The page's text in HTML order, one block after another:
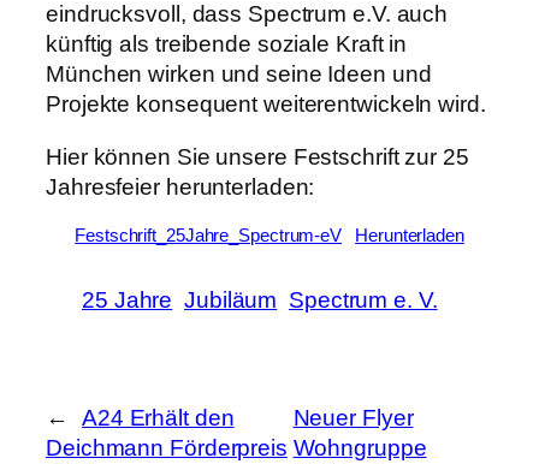
eindrucksvoll, dass Spectrum e.V. auch
künftig als treibende soziale Kraft in
München wirken und seine Ideen und
Projekte konsequent weiterentwickeln wird.
Hier können Sie unsere Festschrift zur 25
Jahresfeier herunterladen:
Festschrift_25Jahre_Spectrum-eV Herunterladen
25 Jahre Jubiläum Spectrum e. V.
←
A24 Erhält den
Deichmann Förderpreis
Neuer Flyer
Wohngruppe